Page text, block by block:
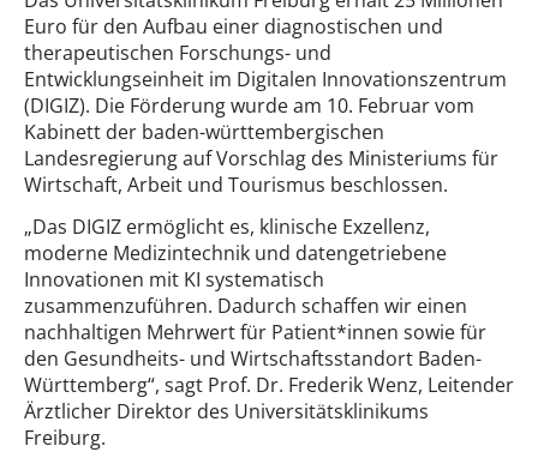
Euro für den Aufbau einer diagnostischen und
therapeutischen Forschungs- und
Entwicklungseinheit im Digitalen Innovationszentrum
(DIGIZ). Die Förderung wurde am 10. Februar vom
Kabinett der baden-württembergischen
Landesregierung auf Vorschlag des Ministeriums für
Wirtschaft, Arbeit und Tourismus beschlossen.
„Das DIGIZ ermöglicht es, klinische Exzellenz,
moderne Medizintechnik und datengetriebene
Innovationen mit KI systematisch
zusammenzuführen. Dadurch schaffen wir einen
nachhaltigen Mehrwert für Patient*innen sowie für
den Gesundheits- und Wirtschaftsstandort Baden-
Württemberg“, sagt Prof. Dr. Frederik Wenz, Leitender
Ärztlicher Direktor des Universitätsklinikums
Freiburg.